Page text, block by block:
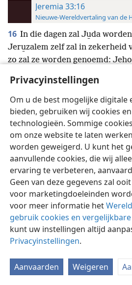
Privacyinstellingen
Om u de best mogelijke digitale
bieden, gebruiken wij cookies
technologieën. Sommige
om onze website te laten
worden geweigerd. U kunt het
aanvullende cookies, die wij
ervaring te verbeteren,
Geen van deze gegevens zal
voor marketingdoeleinden
voor meer informatie het
gebruik cookies en
kunt uw instellingen altijd
Privacyinstellingen.
Aanvaarden Weigeren
Jeremia 33:16
Nieuwe-Wereldvertaling van
16 In die dagen zal Ju̱da
Jeru̱zalem zelf zal in zekerheid
zo zal ze worden genoemd:
Nederlands
Copyright © 2026 Watch Tower Bible and
Gebruiksvoorwaarden
JW.ORG